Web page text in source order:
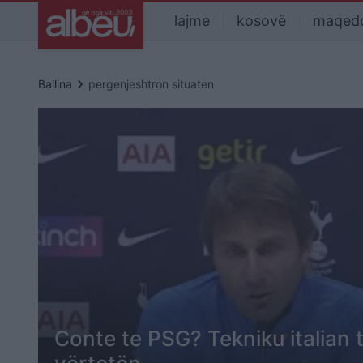
lajme kosovë
Ballina keyboard_arrow_right pergenjeshtron situaten
Conte te PSG? Tekniku italian